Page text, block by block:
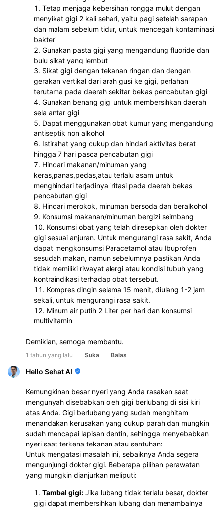
Tetap menjaga kebersihan rongga mulut dengan
menyikat gigi 2 kali sehari, yaitu pagi setelah sarapan
dan malam sebelum tidur, untuk mencegah kontaminasi
bakteri
Gunakan pasta gigi yang mengandung fluoride dan
bulu sikat yang lembut
Sikat gigi dengan tekanan ringan dan dengan
gerakan vertikal dari arah gusi ke gigi, perlahan
terutama pada daerah sekitar bekas pencabutan gigi
Gunakan benang gigi untuk membersihkan daerah
sela antar gigi
Dapat menggunakan obat kumur yang mengandung
antiseptik non alkohol
Istirahat yang cukup dan hindari aktivitas berat
hingga 7 hari pasca pencabutan gigi
Hindari makanan/minuman yang
keras,panas,pedas,atau terlalu asam untuk
menghindari terjadinya iritasi pada daerah bekas
pencabutan gigi
Hindari merokok, minuman bersoda dan beralkohol
Konsumsi makanan/minuman bergizi seimbang
Konsumsi obat yang telah diresepkan oleh dokter
gigi sesuai anjuran. Untuk mengurangi rasa sakit, Anda
dapat mengkonsumsi Paracetamol atau Ibuprofen
sesudah makan, namun sebelumnya pastikan Anda
tidak memiliki riwayat alergi atau kondisi tubuh yang
kontraindikasi terhadap obat tersebut.
Kompres dingin selama 15 menit, diulang 1-2 jam
sekali, untuk mengurangi rasa sakit.
Minum air putih 2 Liter per hari dan konsumsi
multivitamin
Demikian, semoga membantu.
1 tahun yang lalu Suka Balas
Hello Sehat AI
Kemungkinan besar nyeri yang Anda rasakan saat
mengunyah disebabkan oleh gigi berlubang di sisi kiri
atas Anda. Gigi berlubang yang sudah menghitam
menandakan kerusakan yang cukup parah dan mungkin
sudah mencapai lapisan dentin, sehingga menyebabkan
nyeri saat terkena tekanan atau sentuhan:
Untuk mengatasi masalah ini, sebaiknya Anda segera
mengunjungi dokter gigi. Beberapa pilihan perawatan
yang mungkin dianjurkan meliputi:
Tambal gigi: Jika lubang tidak terlalu besar, dokter
gigi dapat membersihkan lubang dan menambalnya